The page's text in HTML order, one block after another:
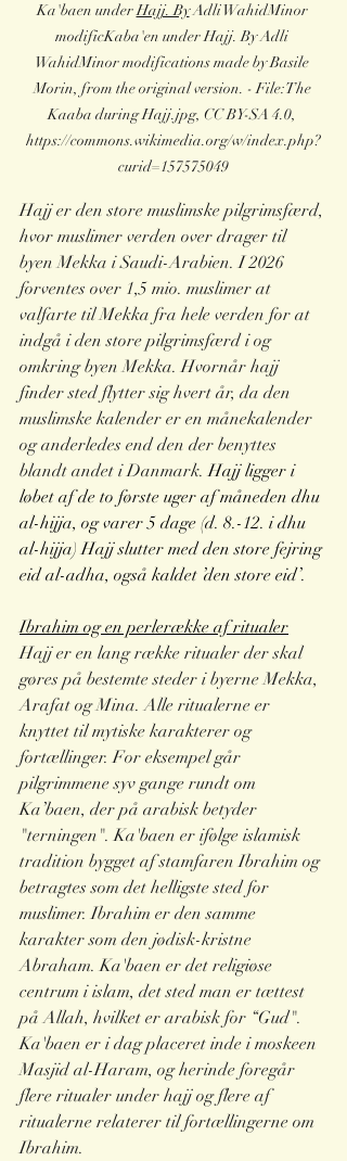
Ka'baen under Hajj. By Adli WahidMinor
modificKaba'en under Hajj. By Adli
WahidMinor modifications made by Basile
Morin, from the original version. - File:The
Kaaba during Hajj.jpg, CC BY-SA 4.0,
https://commons.wikimedia.org/w/index.php?
curid=157575049
Hajj er den store muslimske pilgrimsfærd,
hvor muslimer verden over drager til
byen Mekka i Saudi-Arabien. I 2026
forventes over 1,5 mio. muslimer at
valfarte til Mekka fra hele verden for at
indgå i den store pilgrimsfærd i og
omkring byen Mekka. Hvornår hajj
finder sted flytter sig hvert år, da den
muslimske kalender er en månekalender
og anderledes end den der benyttes
blandt andet i Danmark. Hajj ligger i
løbet af de to første uger af måneden dhu
al-hijja, og varer 5 dage (d. 8.-12. i dhu
al-hijja) Hajj slutter med den store fejring
eid al-adha, også kaldet ’den store eid’.
Ibrahim og en perlerække af ritualer
Hajj er en lang række ritualer der skal
gøres på bestemte steder i byerne Mekka,
Arafat og Mina. Alle ritualerne er
knyttet til mytiske karakterer og
fortællinger. For eksempel går
pilgrimmene syv gange rundt om
Ka’baen, der på arabisk betyder
"terningen". Ka'baen er ifølge islamisk
tradition bygget af stamfaren Ibrahim og
betragtes som det helligste sted for
muslimer. Ibrahim er den samme
karakter som den jødisk-kristne
Abraham. Ka'baen er det religiøse
centrum i islam, det sted man er tættest
på Allah, hvilket er arabisk for “Gud".
Ka'baen er i dag placeret inde i moskeen
Masjid al-Haram, og herinde foregår
flere ritualer under hajj og flere af
ritualerne relaterer til fortællingerne om
Ibrahim.